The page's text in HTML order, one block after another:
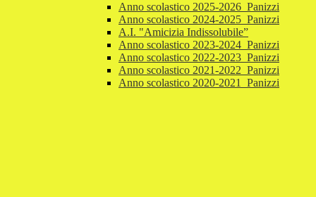
Anno scolastico 2025-2026_Panizzi
Anno scolastico 2024-2025_Panizzi
A.I. "Amicizia Indissolubile”
Anno scolastico 2023-2024_Panizzi
Anno scolastico 2022-2023_Panizzi
Anno scolastico 2021-2022_Panizzi
Anno scolastico 2020-2021_Panizzi